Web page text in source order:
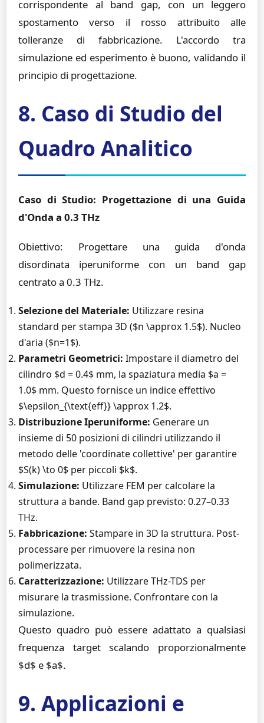
corrispondente al band gap, con un leggero
spostamento verso il rosso attribuito alle
tolleranze di fabbricazione. L'accordo tra
simulazione ed esperimento è buono, validando il
principio di progettazione.
8. Caso di Studio del
Quadro Analitico
Caso di Studio: Progettazione di una Guida
d'Onda a 0.3 THz
Obiettivo: Progettare una guida d'onda
disordinata iperuniforme con un band gap
centrato a 0.3 THz.
Selezione del Materiale: Utilizzare resina
standard per stampa 3D ($n \approx 1.5$). Nucleo
d'aria ($n=1$).
Parametri Geometrici: Impostare il diametro del
cilindro $d = 0.4$ mm, la spaziatura media $a =
1.0$ mm. Questo fornisce un indice effettivo
$\epsilon_{\text{eff}} \approx 1.2$.
Distribuzione Iperuniforme: Generare un
insieme di 50 posizioni di cilindri utilizzando il
metodo delle 'coordinate collettive' per garantire
$S(k) \to 0$ per piccoli $k$.
Simulazione: Utilizzare FEM per calcolare la
struttura a bande. Band gap previsto: 0.27–0.33
THz.
Fabbricazione: Stampare in 3D la struttura. Post-
processare per rimuovere la resina non
polimerizzata.
Caratterizzazione: Utilizzare THz-TDS per
misurare la trasmissione. Confrontare con la
simulazione.
Questo quadro può essere adattato a qualsiasi
frequenza target scalando proporzionalmente
$d$ e $a$.
9. Applicazioni e